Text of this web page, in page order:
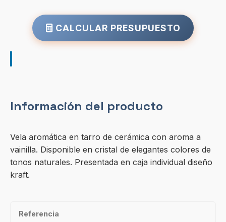
CALCULAR PRESUPUESTO
Información del producto
Vela aromática en tarro de cerámica con aroma a
vainilla. Disponible en cristal de elegantes colores de
tonos naturales. Presentada en caja individual diseño
kraft.
Referencia